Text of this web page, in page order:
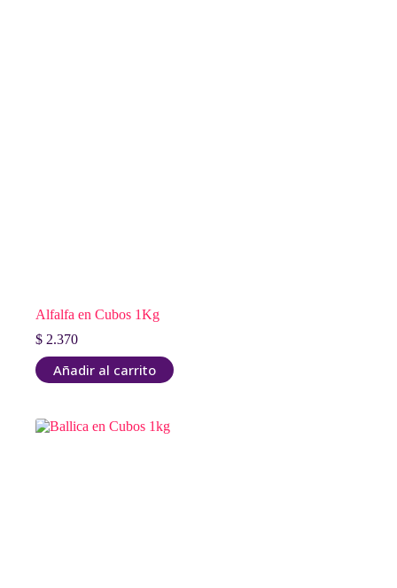
Alfalfa en Cubos 1Kg
$ 2.370
Añadir al carrito